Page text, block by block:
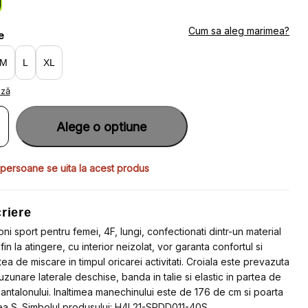
XL
M L
Cum sa aleg marimea?
Alege o optiune
se uita la acest produs
sport pentru femei, 4F, lungi, confectionati dintr-un material
la atingere, cu interior neizolat, vor garanta confortul si
de miscare in timpul oricarei activitati. Croiala este prevazuta
laterale deschise, banda in talie si elastic in partea de
Inaltimea manechinului este de 176 de cm si poarta